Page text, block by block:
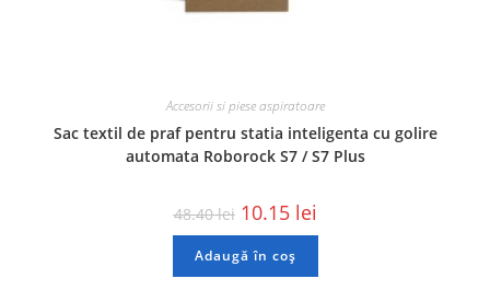
Accesorii si piese aspiratoare
Sac textil de praf pentru statia inteligenta cu golire
automata Roborock S7 / S7 Plus
48.40lei 10.15 lei
Adaugă în coș